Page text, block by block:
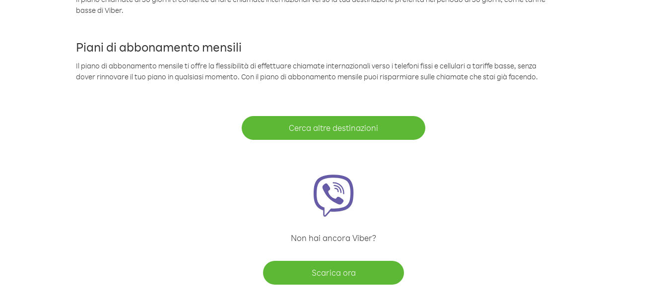
basse di Viber.
Piani di abbonamento mensili
Il piano di abbonamento mensile ti offre la flessibilità di effettuare chiamate internazionali verso i telefoni fissi e cellulari a tariffe basse, senza
dover rinnovare il tuo piano in qualsiasi momento. Con il piano di abbonamento mensile puoi risparmiare sulle chiamate che stai già facendo.
Cerca altre destinazioni
Non hai ancora Viber?
Scarica ora